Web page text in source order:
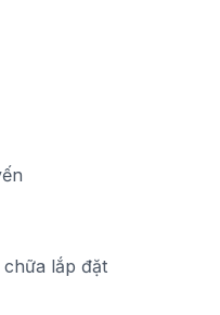
chữa lắp đặt